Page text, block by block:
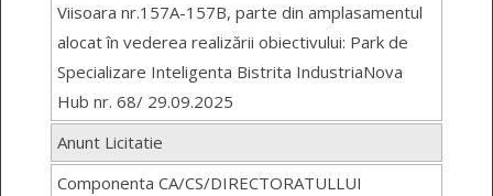
Viisoara nr.157A-157B, parte din amplasamentul
alocat în vederea realizării obiectivului: Park de
Specializare Inteligenta Bistrita IndustriaNova
Hub nr. 68/ 29.09.2025
Anunt Licitatie
Componenta CA/CS/DIRECTORATULLUI